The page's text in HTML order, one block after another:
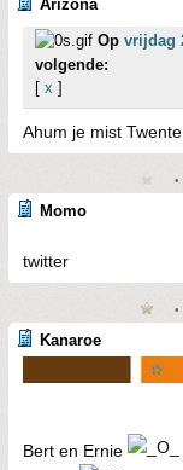
Arizona
Op vrijdag
volgende:
[ x ]
Ahum je mist
Momo
twitter
Kanaroe
Bert en Ernie